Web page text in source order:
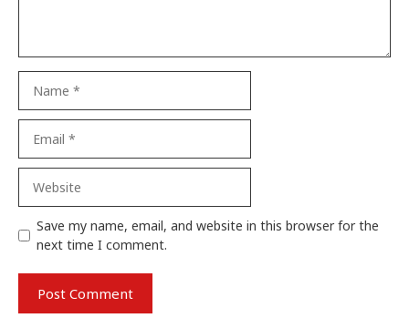
Save my name, email, and website in this browser for the
next time I comment.